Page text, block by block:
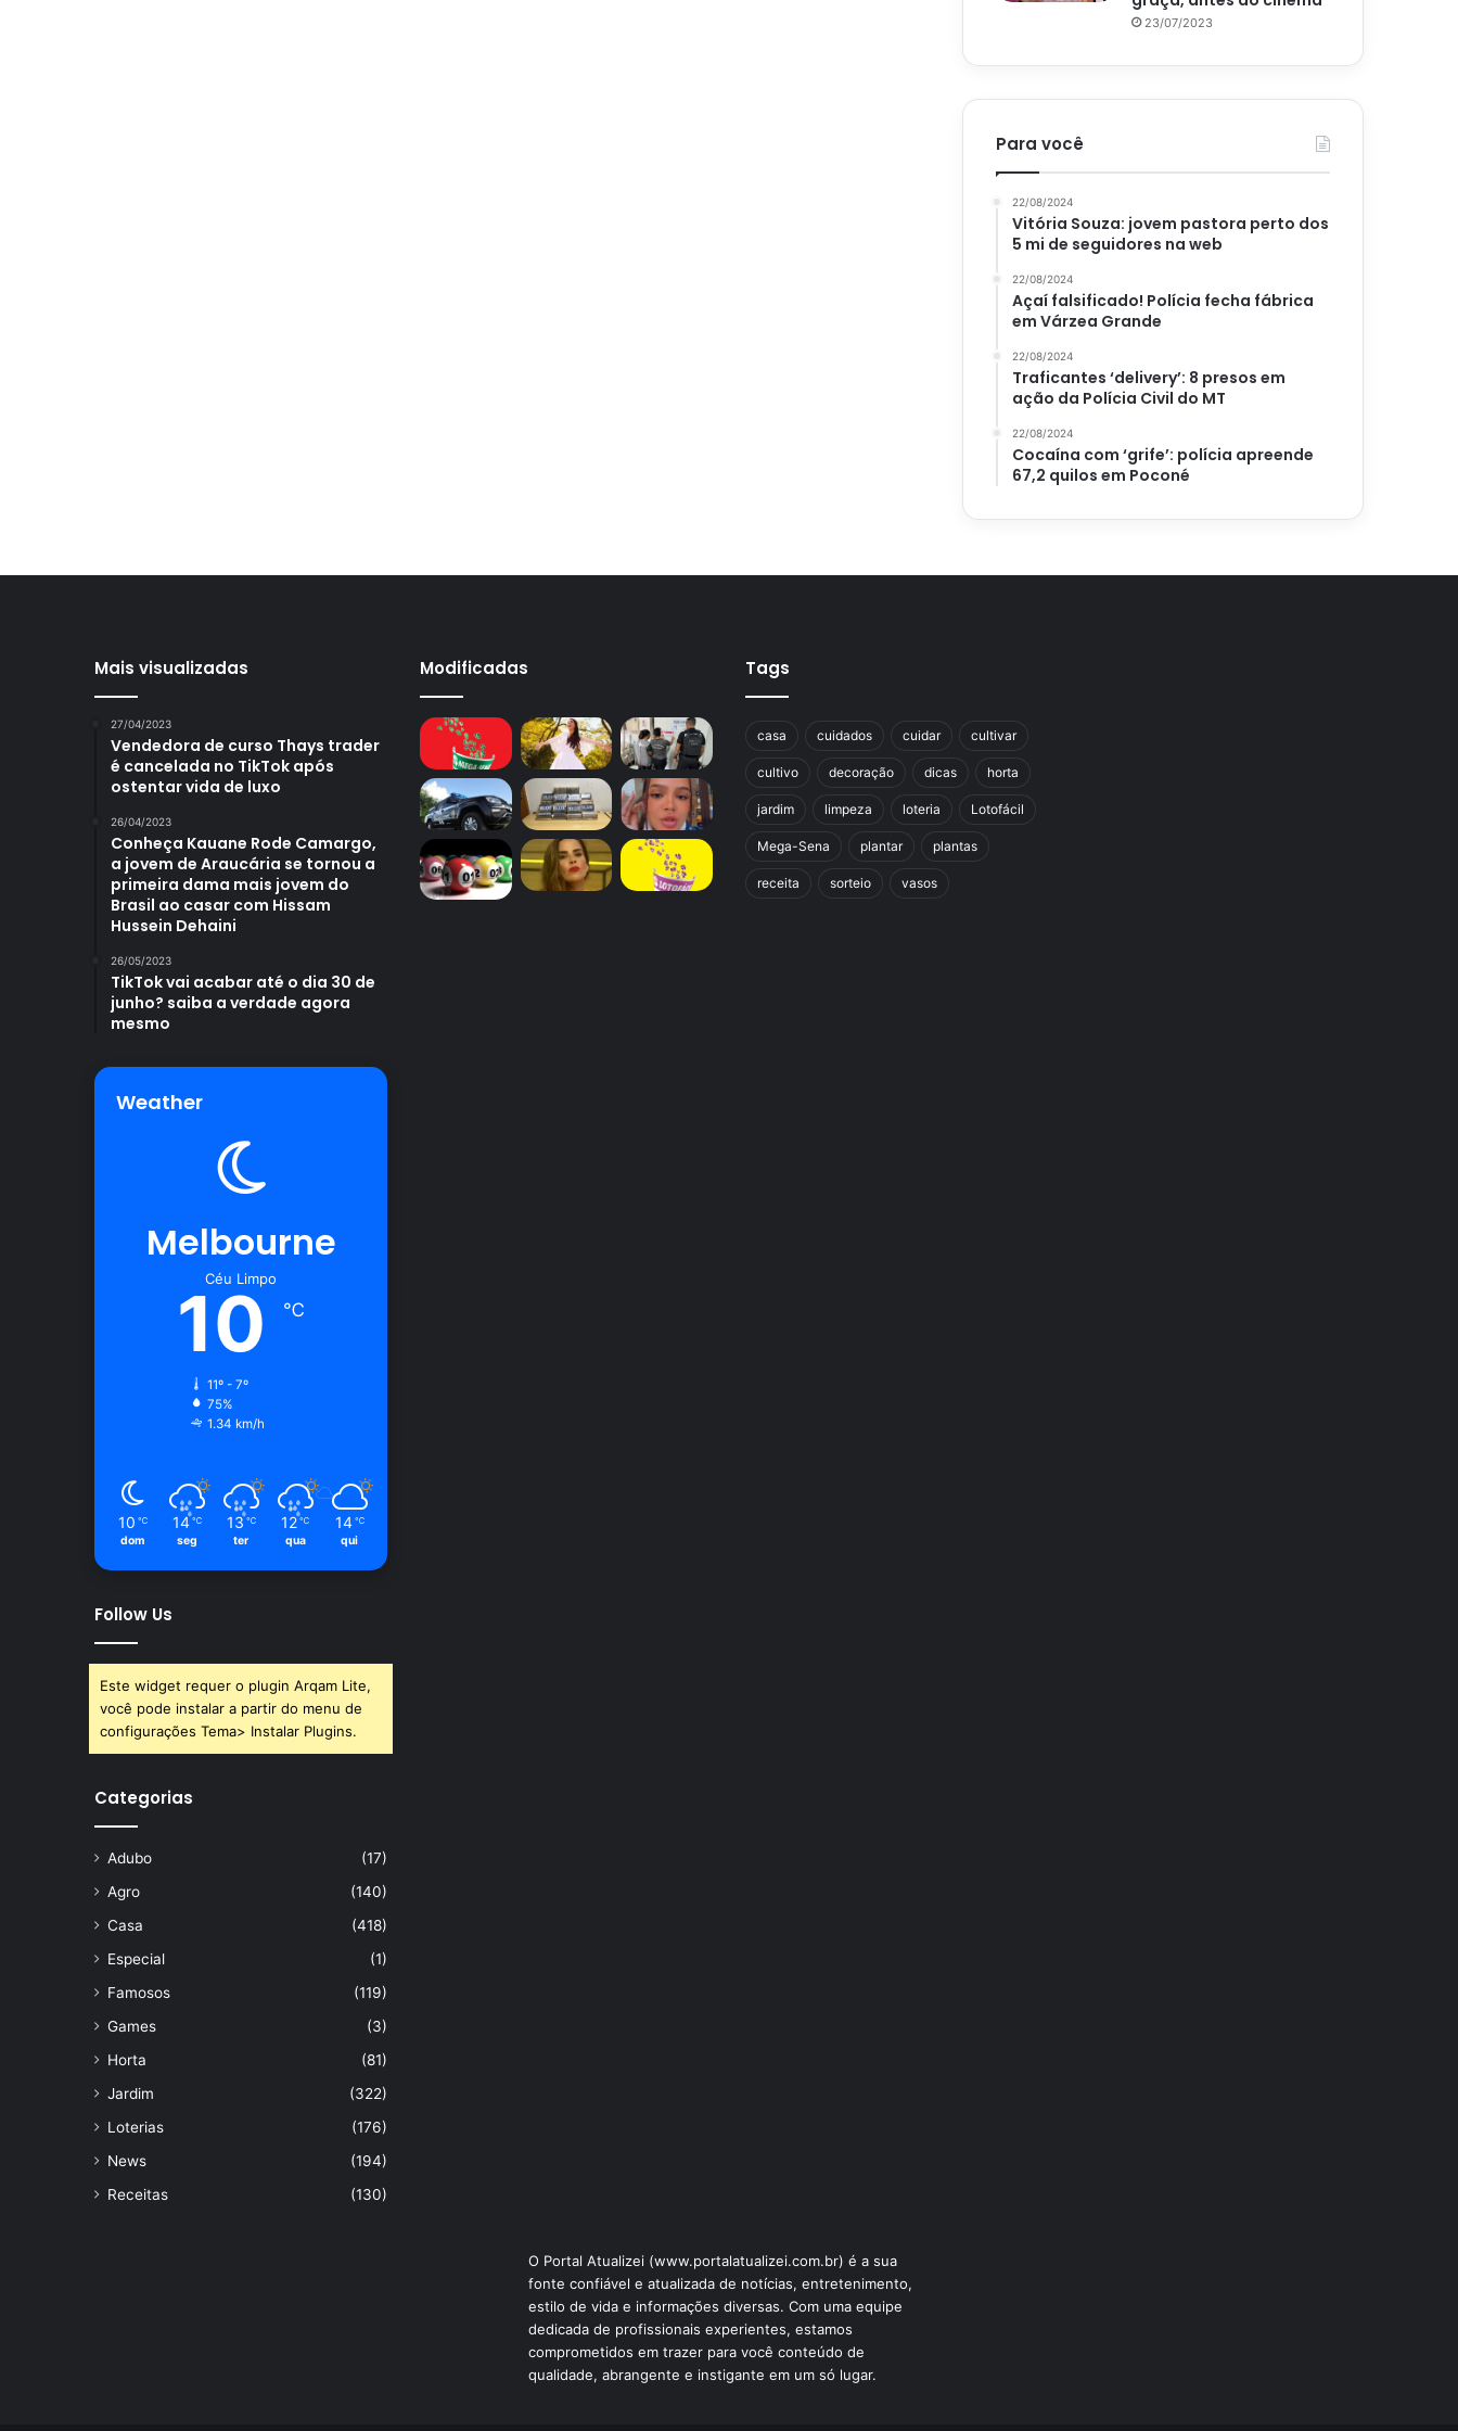
23/07/2023
Para você
22/08/2024
Vitória Souza: jovem pastora perto dos
5 mi de seguidores na web
22/08/2024
Açaí falsificado! Polícia fecha fábrica
em Várzea Grande
22/08/2024
Traficantes ‘delivery’: 8 presos em
ação da Polícia Civil do MT
22/08/2024
Cocaína com ‘grife’: polícia apreende
67,2 quilos em Poconé
Mais visualizadas
27/04/2023
Vendedora de curso Thays trader
é cancelada no TikTok após
ostentar vida de luxo
26/04/2023
Conheça Kauane Rode Camargo,
a jovem de Araucária se tornou a
primeira dama mais jovem do
Brasil ao casar com Hissam
Hussein Dehaini
26/05/2023
TikTok vai acabar até o dia 30 de
junho? saiba a verdade agora
mesmo
Weather
Melbourne
Céu Limpo
10 ℃
11º - 7º
75%
1.34 km/h
10 ℃
dom
14 ℃
seg
13 ℃
ter
12 ℃
qua
14 ℃
qui
Follow Us
Este widget requer o plugin Arqam Lite,
você pode instalar a partir do menu de
configurações Tema> Instalar Plugins.
Categorias
Adubo
(17)
Agro
(140)
Casa
(418)
Especial
(1)
Famosos
(119)
Games
(3)
Horta
(81)
Jardim
(322)
Loterias
(176)
News
(194)
Receitas
(130)
Modificadas Tags
casa cuidados cuidar cultivar
cultivo decoração dicas horta
jardim limpeza loteria Lotofácil
Mega-Sena plantar plantas
receita sorteio vasos
O Portal Atualizei (www.portalatualizei.com.br) é a sua
fonte confiável e atualizada de notícias, entretenimento,
estilo de vida e informações diversas. Com uma equipe
dedicada de profissionais experientes, estamos
comprometidos em trazer para você conteúdo de
qualidade, abrangente e instigante em um só lugar.